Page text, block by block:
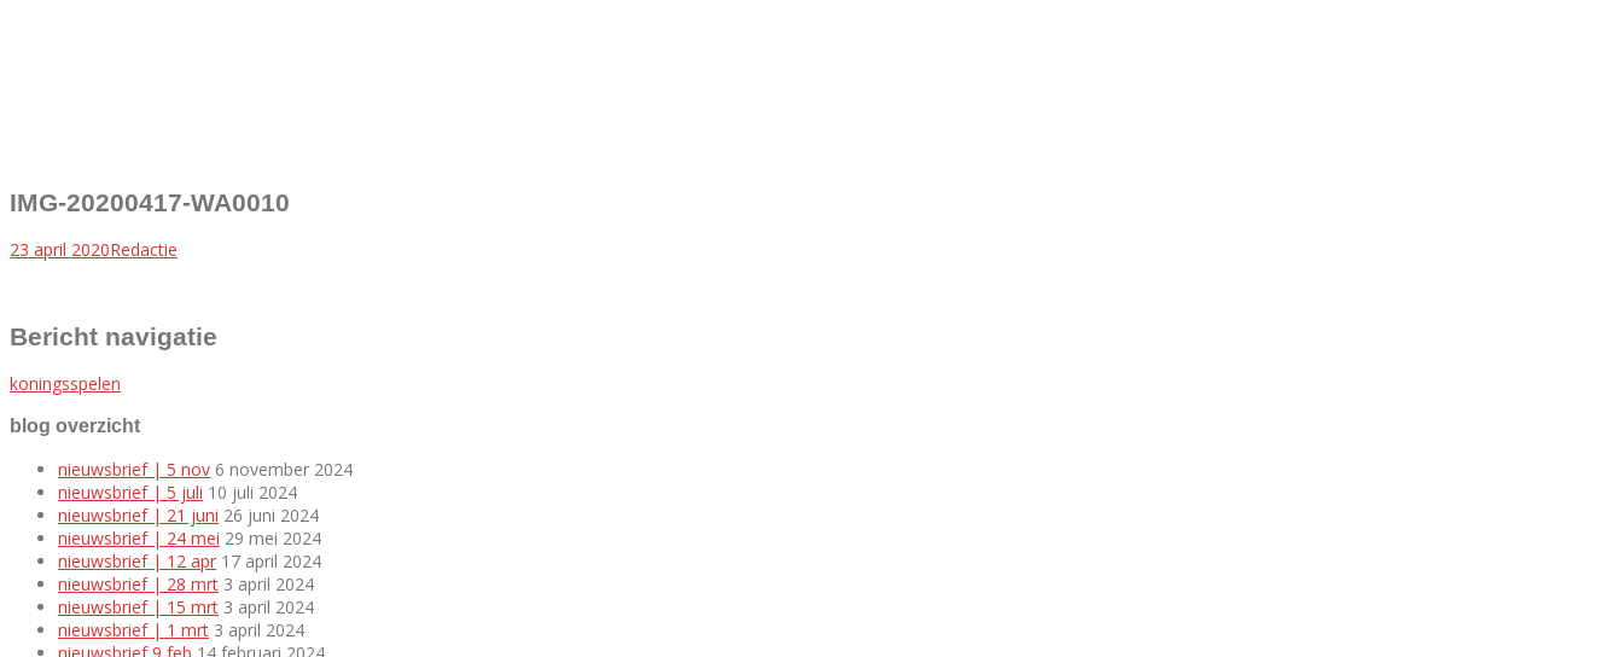
IMG-20200417-WA0010
23 april 2020Redactie
Bericht navigatie
koningsspelen
blog overzicht
nieuwsbrief | 5 nov 6 november 2024
nieuwsbrief | 5 juli 10 juli 2024
nieuwsbrief | 21 juni 26 juni 2024
nieuwsbrief | 24 mei 29 mei 2024
nieuwsbrief | 12 apr 17 april 2024
nieuwsbrief | 28 mrt 3 april 2024
nieuwsbrief | 15 mrt 3 april 2024
nieuwsbrief | 1 mrt 3 april 2024